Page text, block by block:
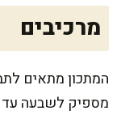
מרכיבים
מספיק לשבעה עד